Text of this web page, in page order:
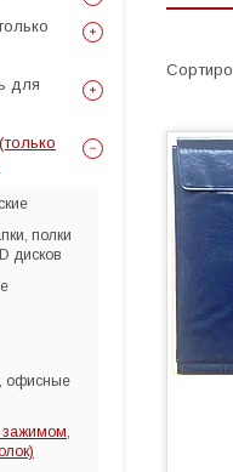
для
полки
дисков
офисные
зажимом,